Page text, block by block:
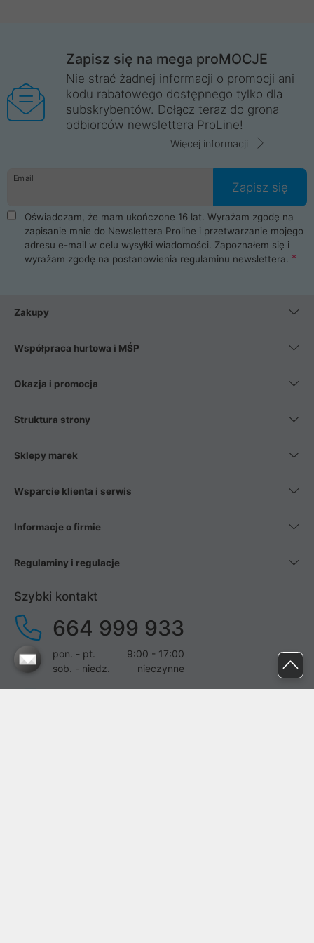
Zapisz się na mega proMOCJE
Nie strać żadnej informacji o promocji ani
kodu rabatowego dostępnego tylko dla
subskrybentów. Dołącz teraz do grona
odbiorców newslettera ProLine!
Więcej informacji
Email
Zapisz się
Oświadczam, że mam ukończone 16 lat. Wyrażam zgodę na
zapisanie mnie do Newslettera Proline i przetwarzanie mojego
adresu e-mail w celu wysyłki wiadomości. Zapoznałem się i
wyrażam zgodę na postanowienia regulaminu newslettera.
Zakupy
Współpraca hurtowa i MŚP
Okazja i promocja
Struktura strony
Sklepy marek
Wsparcie klienta i serwis
Informacje o firmie
Regulaminy i regulacje
Szybki kontakt
664 999 933
pon. - pt.
9:00 - 17:00
sob. - niedz.
nieczynne